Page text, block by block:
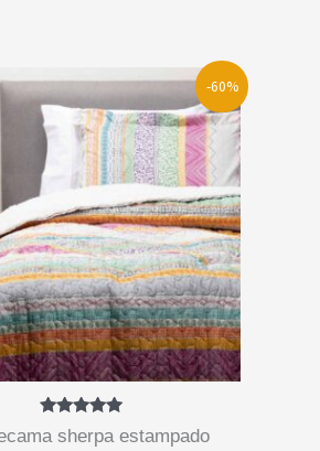
-60%
Valorado
con